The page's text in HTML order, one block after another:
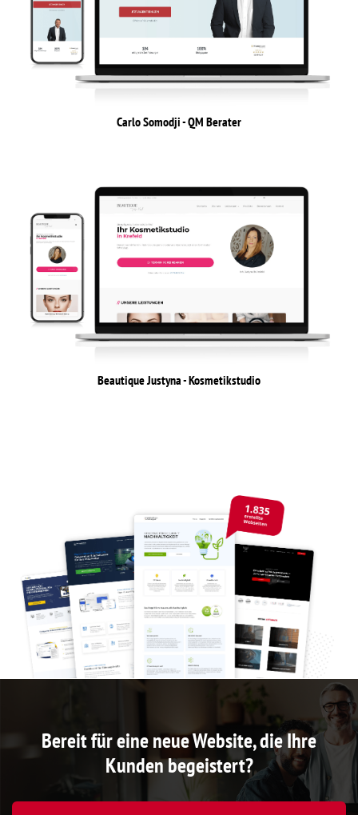
Carlo Somodji - QM Berater
Beautique Justyna - Kosmetikstudio
Bereit für eine neue Website, die Ihre
Kunden begeistert?